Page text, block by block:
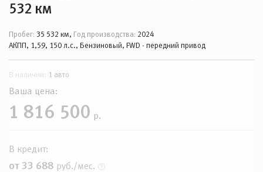
532 км
Пробег: 35 532 км, Год производства: 2024
АКПП, 1,59, 150 л.с., Бензиновый, FWD - передний привод
В наличии: 1 авто
Ваша цена:
1 816 500 р.
В кредит:
от 33 688 руб./мес.